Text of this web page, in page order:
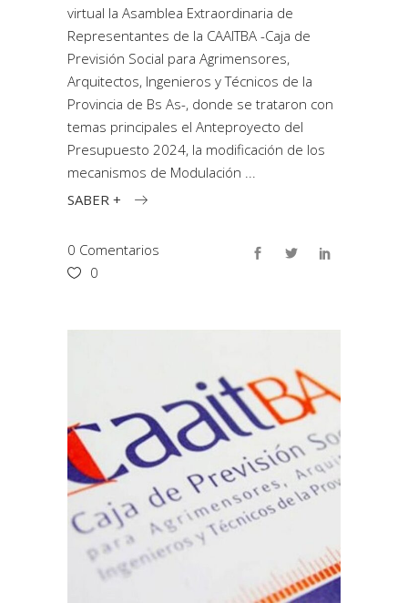
virtual la Asamblea Extraordinaria de
Representantes de la CAAITBA -Caja de
Previsión Social para Agrimensores,
Arquitectos, Ingenieros y Técnicos de la
Provincia de Bs As-, donde se trataron con
temas principales el Anteproyecto del
Presupuesto 2024, la modificación de los
mecanismos de Modulación
SABER +
0 Comentarios
0